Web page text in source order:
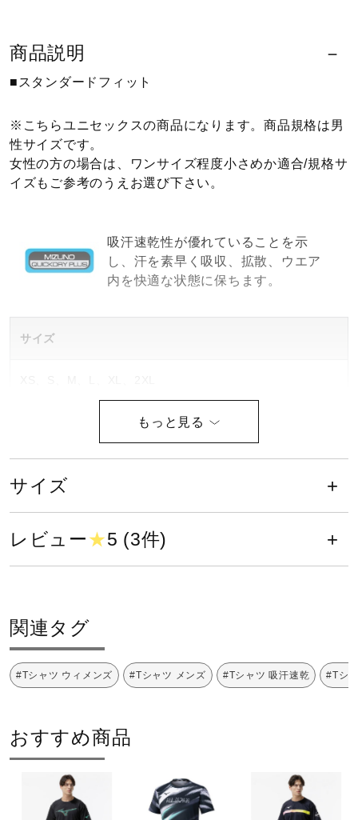
インナー
寝具／ミズノスリープ
アウトドア／レイン
サポーター
サポート
取扱店一覧
商品説明
■スタンダードフィット
※こちらユニセックスの商品になります。商品規格は男
性サイズです。
女性の方の場合は、ワンサイズ程度小さめか適合/規格サ
イズもご参考のうえお選び下さい。
吸汗速乾性が優れていることを示
し、汗を素早く吸収、拡散、ウエア
内を快適な状態に保ちます。
サイズ
09：ブラック
14：ネイビー
原産国
中国製
2025年秋冬
サイズ
レビュー★5 (3件)
関連タグ
#Tシャツ ウィメンズ #Tシャツ メンズ #Tシャツ 吸汗速乾 #Tシ
おすすめ商品